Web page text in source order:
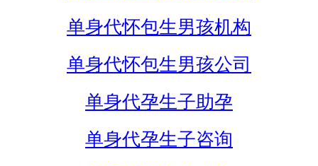
单身代怀包生男孩机构
单身代怀包生男孩公司
单身代孕生子助孕
单身代孕生子咨询